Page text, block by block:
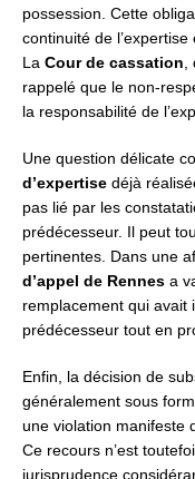
possession. Cette
continuité de
La Cour de cassation
rappelé que le non-
la responsabilité de
Une question délicate
d’expertise déjà
pas lié par les
prédécesseur. Il peut
pertinentes. Dans une
d’appel de Rennes a
remplacement qui avait
prédécesseur tout en
Enfin, la décision de
généralement sous
une violation manifeste
Ce recours n’est
jurisprudence